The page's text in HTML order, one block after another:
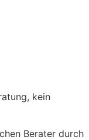
kein
Berater durch